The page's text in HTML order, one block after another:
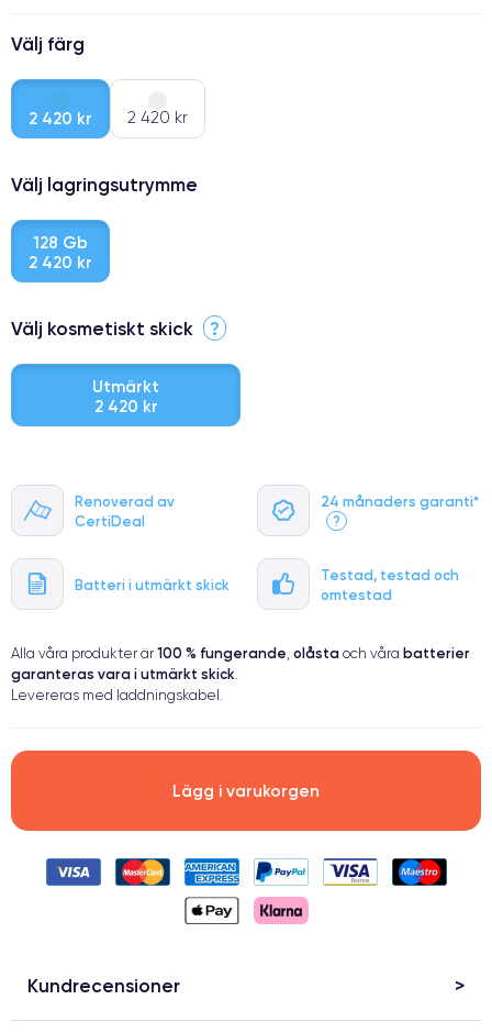
Renoverad av
CertiDeal
24 månaders garanti*
?
Batteri i utmärkt skick
Testad, testad och
omtestad
Välj färg
2 420 kr 2 420 kr
Välj lagringsutrymme
128 Gb
2 420 kr
Välj kosmetiskt skick ?
Utmärkt
2 420 kr
●
● Oklanderlig kvalitetsskärm
● Endast 5% av våra telefoner har premiumklassning
Alla våra produkter är 100 % fungerande, olåsta och våra batterier
garanteras vara i utmärkt skick.
Levereras med laddningskabel.
Lägg i varukorgen
Kundrecensioner